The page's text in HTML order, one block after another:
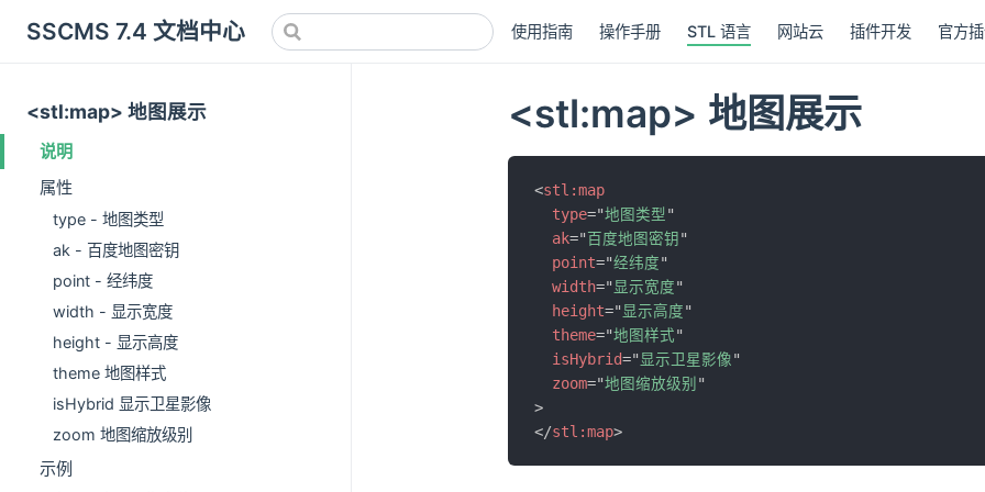
SSCMS 7.4 文档中心 使用指南 操作手册 STL 语言 网站云 插件开发 官方
<stl:map> 地图展示
说明
属性
type - 地图类型
ak - 百度地图密钥
point - 经纬度
width - 显示宽度
height - 显示高度
theme 地图样式
isHybrid 显示卫星影像
zoom 地图缩放级别
示例
<stl:map> 地图展示
<stl:map
type="地图类型 "
ak="百度地图密钥"
point="经纬度"
width=" 显示宽度"
height=" 显示高度"
theme="地图样式"
isHybrid=" 显示卫星影像"
zoom="地图缩放级别"
>
</stl:map>